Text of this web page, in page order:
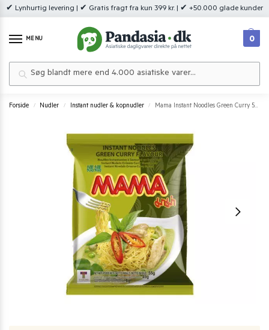
✔ Lynhurtig levering | ✔ Gratis fragt fra kun 399 kr. | ✔ +50.000 glade kunder
MENU 0
Forside / Nudler / Instant nudler & kopnudler / Mama Instant Noodles Green Curry 55 g.